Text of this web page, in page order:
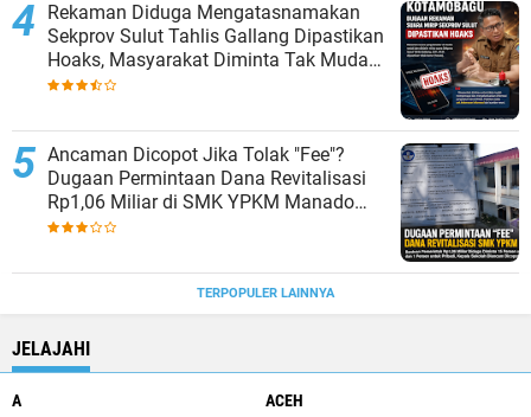
Rekaman Diduga Mengatasnamakan
Sekprov Sulut Tahlis Gallang Dipastikan
Hoaks, Masyarakat Diminta Tak Mudah
Percaya
Ancaman Dicopot Jika Tolak "Fee"?
Dugaan Permintaan Dana Revitalisasi
Rp1,06 Miliar di SMK YPKM Manado
Berpotensi Terseret Kasus Tipikor
TERPOPULER LAINNYA
JELAJAHI
A
ACEH